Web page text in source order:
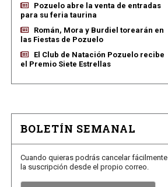
Pozuelo abre la venta de entradas
para su feria taurina
Román, Mora y Burdiel torearán en
las Fiestas de Pozuelo
El Club de Natación Pozuelo recibe
el Premio Siete Estrellas
BOLETÍN SEMANAL
Cuando quieras podrás cancelar fácilmente
la suscripción desde el propio correo.